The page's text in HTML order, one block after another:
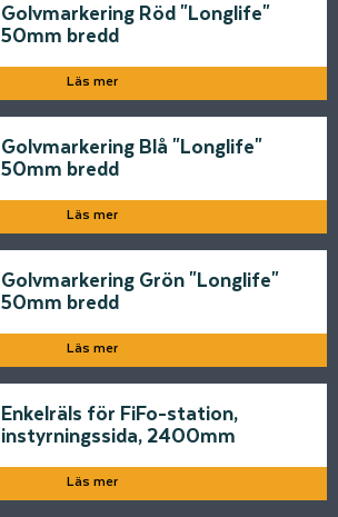
Golvmarkering Röd "Longlife"
50mm bredd
Läs mer
Golvmarkering Blå "Longlife"
50mm bredd
Läs mer
Golvmarkering Grön "Longlife"
50mm bredd
Läs mer
Enkelräls för FiFo-station,
instyrningssida, 2400mm
Läs mer